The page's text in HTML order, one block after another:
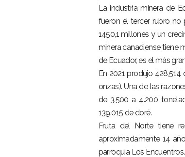
La industria minera de
fueron el tercer rubro no
1450,1 millones y un
minera canadiense tiene
de Ecuador, es el más
En 2021 produjo
onzas). Una de las
de 3.500 a 4.200
139.015 de doré.
Fruta del Norte tiene
aproximadamente 14
parroquia Los Encuentros.